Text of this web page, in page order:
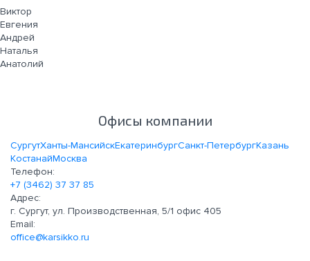
Виктор
Евгения
Андрей
Наталья
Анатолий
Офисы компании
СургутХанты-МансийскЕкатеринбургСанкт-ПетербургКазань
КостанайМосква
Телефон:
+7 (3462) 37 37 85
Адрес:
г. Сургут, ул. Производственная, 5/1 офис 405
Email:
office@karsikko.ru